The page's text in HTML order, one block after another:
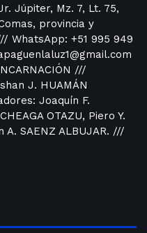
Júpiter, Mz. 7, Lt. 75,
provincia y
WhatsApp: +51 995 949
///
J. HUAMÁN
Joaquín F.
OTAZU, Piero Y.
A. SAENZ ALBUJAR. ///